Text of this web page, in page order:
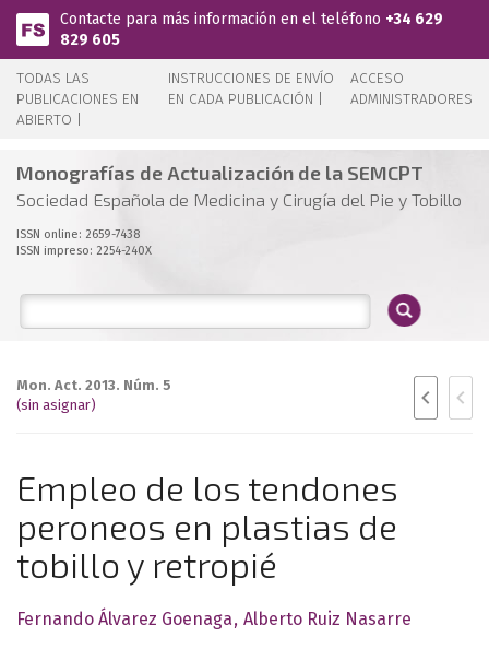
Pasar al contenido principal
Contacte para más información en el teléfono +34 629
829 605
TODAS LAS
PUBLICACIONES EN
ABIERTO |
INSTRUCCIONES DE ENVÍO
EN CADA PUBLICACIÓN |
ACCESO
ADMINISTRADORES
Monografías de Actualización de la SEMCPT
Sociedad Española de Medicina y Cirugía del Pie y Tobillo
ISSN online: 2659-7438
ISSN impreso: 2254-240X
Mon. Act. 2013. Núm. 5
(sin asignar)
Empleo de los tendones
peroneos en plastias de
tobillo y retropié
Fernando Álvarez Goenaga Alberto Ruiz Nasarre